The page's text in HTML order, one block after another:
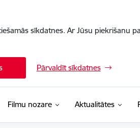
sīkdatnes. Ar Jūsu piekrišanu
Pārvaldīt sīkdatnes
Filmu nozare Aktualitātes